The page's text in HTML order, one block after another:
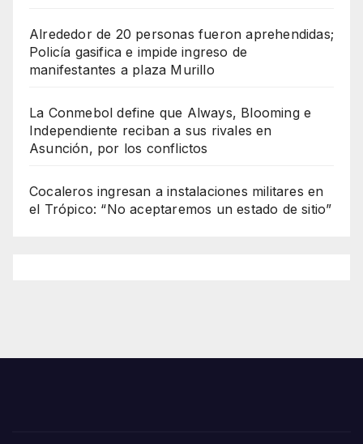
Alrededor de 20 personas fueron aprehendidas;
Policía gasifica e impide ingreso de
manifestantes a plaza Murillo
La Conmebol define que Always, Blooming e
Independiente reciban a sus rivales en
Asunción, por los conflictos
Cocaleros ingresan a instalaciones militares en
el Trópico: “No aceptaremos un estado de sitio”